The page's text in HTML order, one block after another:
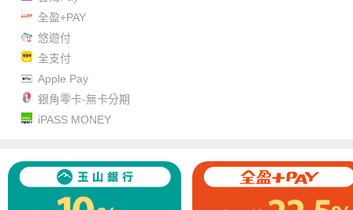
全盈+PAY
悠遊付
全支付
Apple Pay
銀角零卡-無卡分期
iPASS MONEY